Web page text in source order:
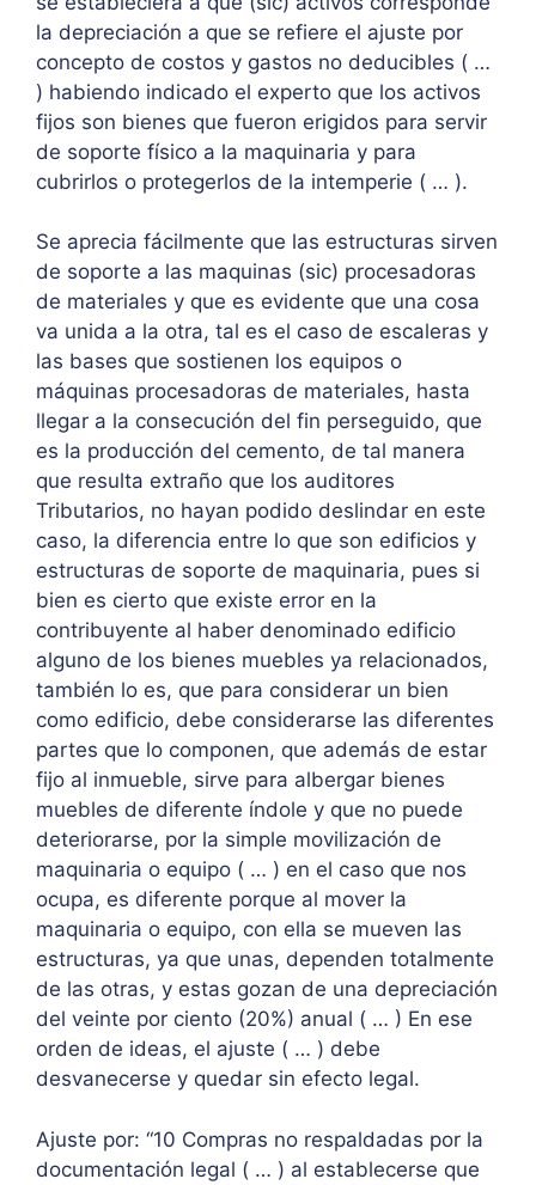
la depreciación a que se refiere el ajuste por
concepto de costos y gastos no deducibles ( …
) habiendo indicado el experto que los activos
fijos son bienes que fueron erigidos para servir
de soporte físico a la maquinaria y para
cubrirlos o protegerlos de la intemperie ( … ).
Se aprecia fácilmente que las estructuras sirven
de soporte a las maquinas (sic) procesadoras
de materiales y que es evidente que una cosa
va unida a la otra, tal es el caso de escaleras y
las bases que sostienen los equipos o
máquinas procesadoras de materiales, hasta
llegar a la consecución del fin perseguido, que
es la producción del cemento, de tal manera
que resulta extraño que los auditores
Tributarios, no hayan podido deslindar en este
caso, la diferencia entre lo que son edificios y
estructuras de soporte de maquinaria, pues si
bien es cierto que existe error en la
contribuyente al haber denominado edificio
alguno de los bienes muebles ya relacionados,
también lo es, que para considerar un bien
como edificio, debe considerarse las diferentes
partes que lo componen, que además de estar
fijo al inmueble, sirve para albergar bienes
muebles de diferente índole y que no puede
deteriorarse, por la simple movilización de
maquinaria o equipo ( … ) en el caso que nos
ocupa, es diferente porque al mover la
maquinaria o equipo, con ella se mueven las
estructuras, ya que unas, dependen totalmente
de las otras, y estas gozan de una depreciación
del veinte por ciento (20%) anual ( … ) En ese
orden de ideas, el ajuste ( … ) debe
desvanecerse y quedar sin efecto legal.
Ajuste por: “10 Compras no respaldadas por la
documentación legal ( … ) al establecerse que